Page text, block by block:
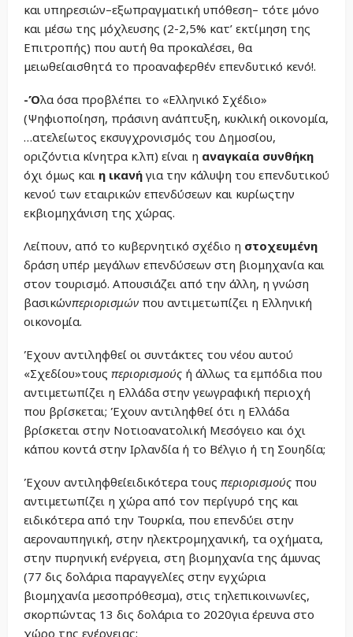
και υπηρεσιών–εξωπραγματική υπόθεση– τότε μόνο
και μέσω της μόχλευσης (2-2,5% κατ’ εκτίμηση της
Επιτροπής) που αυτή θα προκαλέσει, θα
μειωθείαισθητά το προαναφερθέν επενδυτικό κενό!.
-Όλα όσα προβλέπει το «Ελληνικό Σχέδιο»
(Ψηφιοποίηση, πράσινη ανάπτυξη, κυκλική οικονομία,
…ατελείωτος εκσυγχρονισμός του Δημοσίου,
οριζόντια κίνητρα κ.λπ) είναι η αναγκαία συνθήκη
όχι όμως και η ικανή για την κάλυψη του επενδυτικού
κενού των εταιρικών επενδύσεων και κυρίωςτην
εκβιομηχάνιση της χώρας.
Λείπουν, από το κυβερνητικό σχέδιο η στοχευμένη
δράση υπέρ μεγάλων επενδύσεων στη βιομηχανία και
στον τουρισμό. Απουσιάζει από την άλλη, η γνώση
βασικώνπεριορισμών που αντιμετωπίζει η Ελληνική
οικονομία.
Έχουν αντιληφθεί οι συντάκτες του νέου αυτού
«Σχεδίου»τους περιορισμούς ή άλλως τα εμπόδια που
αντιμετωπίζει η Ελλάδα στην γεωγραφική περιοχή
που βρίσκεται; Έχουν αντιληφθεί ότι η Ελλάδα
βρίσκεται στην Νοτιοανατολική Μεσόγειο και όχι
κάπου κοντά στην Ιρλανδία ή το Βέλγιο ή τη Σουηδία;
Έχουν αντιληφθείειδικότερα τους περιορισμούς που
αντιμετωπίζει η χώρα από τον περίγυρό της και
ειδικότερα από την Τουρκία, που επενδύει στην
αεροναυπηγική, στην ηλεκτρομηχανική, τα οχήματα,
στην πυρηνική ενέργεια, στη βιομηχανία της άμυνας
(77 δις δολάρια παραγγελίες στην εγχώρια
βιομηχανία μεσοπρόθεσμα), στις τηλεπικοινωνίες,
σκορπώντας 13 δις δολάρια το 2020για έρευνα στο
χώρο της ενέργειας;